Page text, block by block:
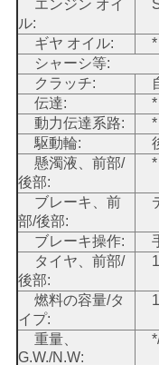
地
図
プ
ラ
イ
バ
シ
ー
エンジン オイ
ル:
ギヤ オイル:
*
シャーシ等:
クラッチ:
伝達:
*
動力伝達系路:
*
駆動輪:
懸濁液、前部/
後部:
*
ブレーキ、前
部/後部:
ブレーキ操作:
タイヤ、前部/
後部:
燃料の容量/タ
イプ:
重量、
G.W./N.W: